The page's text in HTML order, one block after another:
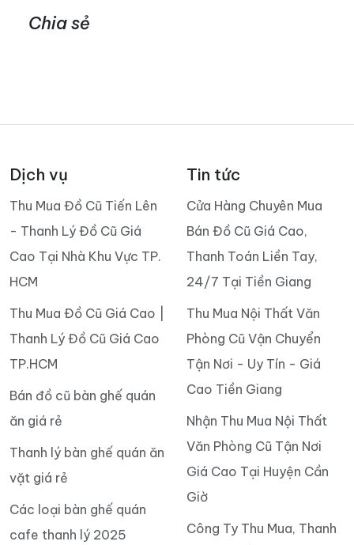
Chia sẻ
Dịch vụ
Thu Mua Đồ Cũ Tiến Lên
- Thanh Lý Đồ Cũ Giá
Cao Tại Nhà Khu Vực TP.
HCM
Thu Mua Đồ Cũ Giá Cao |
Thanh Lý Đồ Cũ Giá Cao
TP.HCM
Bán đồ cũ bàn ghế quán
ăn giá rẻ
Thanh lý bàn ghế quán ăn
vặt giá rẻ
Các loại bàn ghế quán
cafe thanh lý 2025
Tin tức
Cửa Hàng Chuyên Mua
Bán Đồ Cũ Giá Cao,
Thanh Toán Liền Tay,
24/7 Tại Tiền Giang
Thu Mua Nội Thất Văn
Phòng Cũ Vận Chuyển
Tận Nơi - Uy Tín - Giá
Cao Tiền Giang
Nhận Thu Mua Nội Thất
Văn Phòng Cũ Tận Nơi
Giá Cao Tại Huyện Cần
Giờ
Công Ty Thu Mua, Thanh